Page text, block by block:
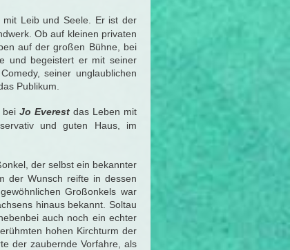
Leib und Seele. Er ist der
Ob auf kleinen privaten
auf der großen Bühne, bei
und begeistert er mit seiner
seiner unglaublichen
Publikum.
bei Jo Everestdas Leben mit
und guten Haus, im
der selbst ein bekannter
der Wunsch reifte in dessen
Großonkels war
hinaus bekannt. Soltau
auch noch ein echter
hohen Kirchturm der
der zaubernde Vorfahre, als